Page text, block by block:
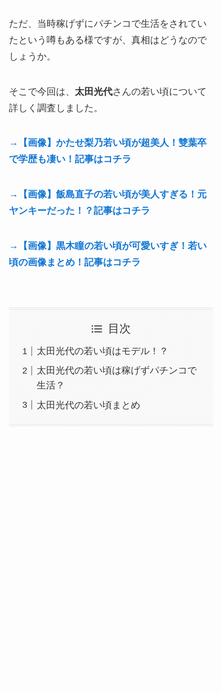
ただ、当時稼げずにパチンコで生活をされてい
たという噂もある様ですが、真相はどうなので
しょうか。
そこで今回は、 太田光代さんの若い頃について
詳しく調査しました。
→【画像】かたせ梨乃若い頃が超美人！雙葉卒
で学歴も凄い！記事はコチラ
→【画像】飯島直子の若い頃が美人すぎる！元
ヤンキーだった！？記事はコチラ
→【画像】黒木瞳の若い頃が可愛いすぎ！若い
頃の画像まとめ！記事はコチラ
目次
太田光代の若い頃はモデル！？
太田光代の若い頃は稼げずパチンコで
生活？
太田光代の若い頃まとめ